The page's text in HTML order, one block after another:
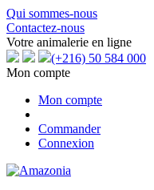
Qui sommes-nous
Contactez-nous
Votre animalerie en ligne
(+216) 50 584 000
Mon compte
Mon compte
Commander
Connexion